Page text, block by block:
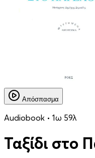
Απόσπασμα
Audiobook • 1ω 59λ
Ταξίδι στο